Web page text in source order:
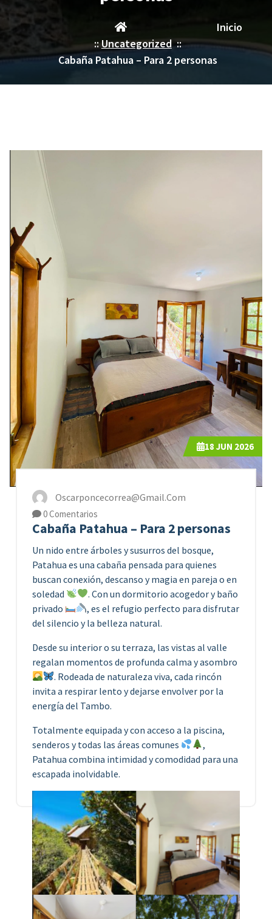
Inicio
::Uncategorized::
Cabaña Patahua – Para 2 personas
18 JUN 2026
Oscarponcecorrea@gmail.com
0 Comentarios
Cabaña Patahua – Para 2 personas
Un nido entre árboles y susurros del bosque,
Patahua es una cabaña pensada para quienes
buscan conexión, descanso y magia en pareja o en
soledad
. Con un dormitorio acogedor y baño
privado
, es el refugio perfecto para disfrutar
del silencio y la belleza natural.
Desde su interior o su terraza, las vistas al valle
regalan momentos de profunda calma y asombro
. Rodeada de naturaleza viva, cada rincón
invita a respirar lento y dejarse envolver por la
energía del Tambo.
Totalmente equipada y con acceso a la piscina,
senderos y todas las áreas comunes
,
Patahua combina intimidad y comodidad para una
escapada inolvidable.